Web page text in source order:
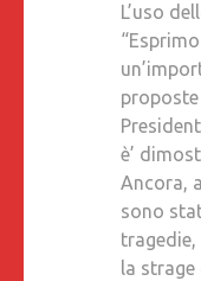
L’uso
è’
Ancora,
sono
la